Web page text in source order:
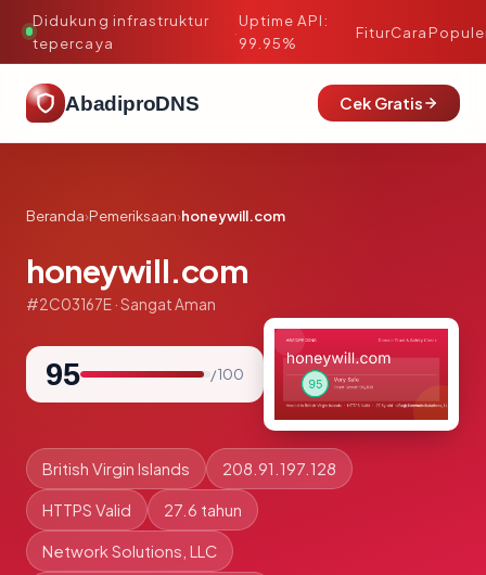
Didukung infrastruktur
tepercaya
·
Uptime API:
99.95%
FiturCara
AbadiproDNS Cek Gratis
Beranda›Pemeriksaan›honeywill.com
honeywill.com
#2C03167E · Sangat Aman
95 / 100
British Virgin Islands 208.91.197.128
HTTPS Valid 27.6 tahun
Network Solutions, LLC